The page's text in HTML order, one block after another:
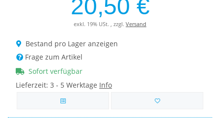
20,50 €
exkl. 19% USt. , zzgl. Versand
Bestand pro Lager anzeigen
Frage zum Artikel
Sofort verfügbar
Lieferzeit: 3 - 5 Werktage Info